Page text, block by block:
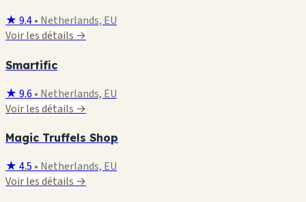
★ 9.4• Netherlands, EU
Voir les détails →
Smartific
★ 9.6 • Netherlands, EU
Voir les détails →
Magic Truffels Shop
★ 4.5 • Netherlands, EU
Voir les détails →